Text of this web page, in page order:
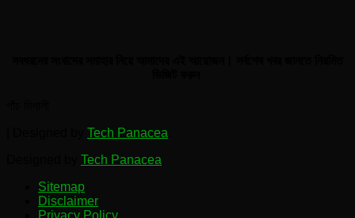
Tech Panacea
Tech Panacea
Sitemap
Disclaimer